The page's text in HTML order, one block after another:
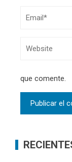
que comente.